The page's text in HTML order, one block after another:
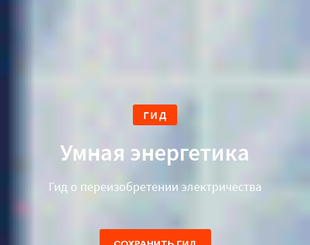
ГИД
Умная энергетика
Гид о переизобретении электричества